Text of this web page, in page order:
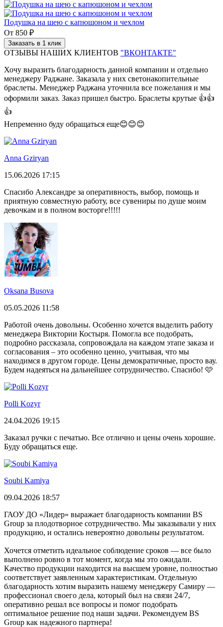
Подушка на шею с капюшоном и чехлом
От 850 ₽
Заказать в 1 клик
ОТЗЫВЫ НАШИХ КЛИЕНТОВ "ВКОНТАКТЕ"
Хочу выразить благодарность данной компании и отдельно
менеджеру Раджане. Заказала у них светонакопительные
браслеты. Менеджер Раджана уточнила все пожелания и мы
оформили заказ. Заказ пришел быстро. Браслеты крутые 👍👍
👍
Непременно буду обращаться еще😊😊😊
Anna Gziryan
15.06.2026 17:15
Спасибо Александре за оперативность, выбор, помощь и
приятную совместную работу, все сувениры по душе моим
девочкам и в полном восторге!!!!!
Oksana Busova
05.05.2026 11:58
Работой очень довольны. Особенно хочется выделить работу
менеджера Виктории Костыря. Помогла все подобрать,
подробно рассказала, сопровождала на каждом этапе заказа и
согласования – это особенно ценно, учитывая, что мы
находимся в другом городе. Цены демократичные, просто вау.
Будем надеяться на дальнейшее сотрудничество. Спасибо! 🩷
Polli Kozyr
24.04.2026 19:15
Заказал ручки с печатью. Все отлично и цены очень хорошие.
Буду обращаться еще.
Soubi Kamiya
09.04.2026 18:57
ГАОУ ДО «Лидер» выражает благодарность компании BS
Group за плодотворное сотрудничество. Мы заказывали у них
продукцию, и остались невероятно довольны результатом.
Хочется отметить идеальное соблюдение сроков — все было
выполнено ровно в тот момент, когда мы это ожидали.
Качество продукции находится на высшем уровне, полностью
соответствует заявленным характеристикам. Отдельную
благодарность хотим выразить нашему менеджеру Самиру —
профессионал своего дела, который был на связи 24/7,
оперативно решал все вопросы и помог подобрать
оптимальное решение под наши задачи. Рекомендуем BS
Group как надежного партнера!